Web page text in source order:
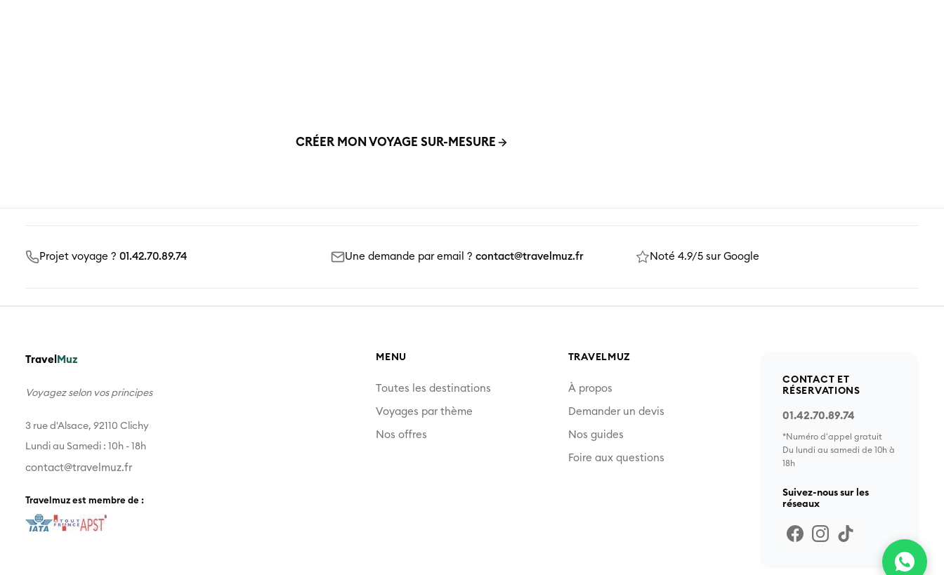
CRÉER MON VOYAGE SUR-MESURE
Projet voyage ? 01.42.70.89.74 Une demande par email ? contact@travelmuz.fr Noté 4.9/5 sur Google
Travel Muz
Voyagez selon vos principes
3 rue d'Alsace, 92110 Clichy
Lundi au Samedi : 10h - 18h
contact@travelmuz.fr
Travelmuz est membre de :
MENU
Toutes les destinations
Voyages par thème
Nos offres
TRAVELMUZ
À propos
Demander un devis
Nos guides
Foire aux questions
CONTACT ET
RÉSERVATIONS
01.42.70.89.74
*Numéro d'appel gratuit
Du lundi au samedi de 10h à
18h
Suivez-nous sur les
réseaux